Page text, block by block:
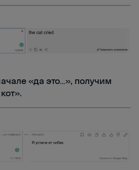
«да это…», получим